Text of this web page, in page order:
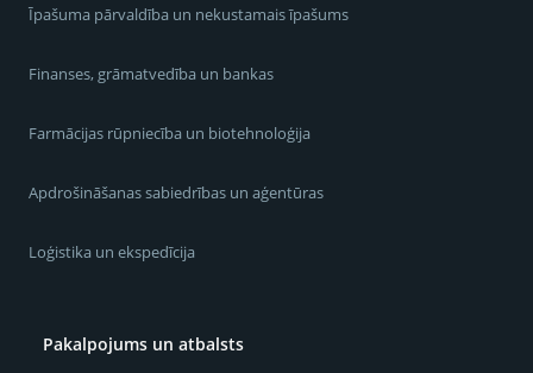
Īpašuma pārvaldība un nekustamais īpašums
Finanses, grāmatvedība un bankas
Farmācijas rūpniecība un biotehnoloģija
Apdrošināšanas sabiedrības un aģentūras
Loģistika un ekspedīcija
Pakalpojums un atbalsts